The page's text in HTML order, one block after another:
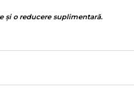
și o reducere suplimentară.